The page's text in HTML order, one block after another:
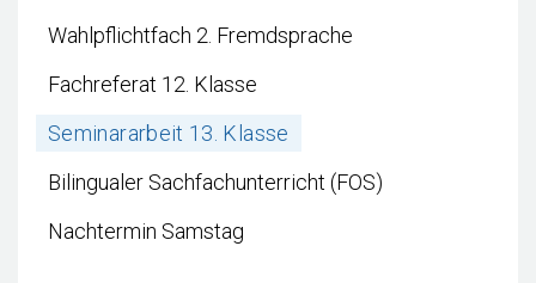
Wahlpflichtfach 2. Fremdsprache
Fachreferat 12. Klasse
Seminararbeit 13. Klasse
Bilingualer Sachfachunterricht (FOS)
Nachtermin Samstag